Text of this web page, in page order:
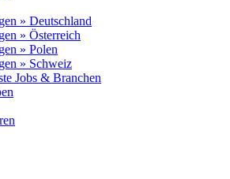
» Deutschland
» Österreich
» Polen
» Schweiz
Jobs & Branchen